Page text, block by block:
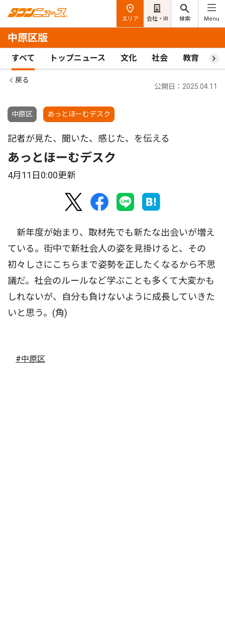
エリア 会社・IR 検索 Menu
中原区版
すべて トップニュース 文化 社会 教育 ス
戻る
中原区 あっとほーむデスク
公開日：2025.04.11
記者が見た、聞いた、感じた、を伝える
あっとほーむデスク
4月11日0:00更新
新年度が始まり、取材先でも新たな出会いが増え
ている。街中で新社会人の姿を見掛けると、その
初々しさにこちらまで姿勢を正したくなるから不思
議だ。社会のルールなど学ぶことも多くて大変かも
しれないが、自分も負けないように成長していきた
いと思う。(角)
#中原区